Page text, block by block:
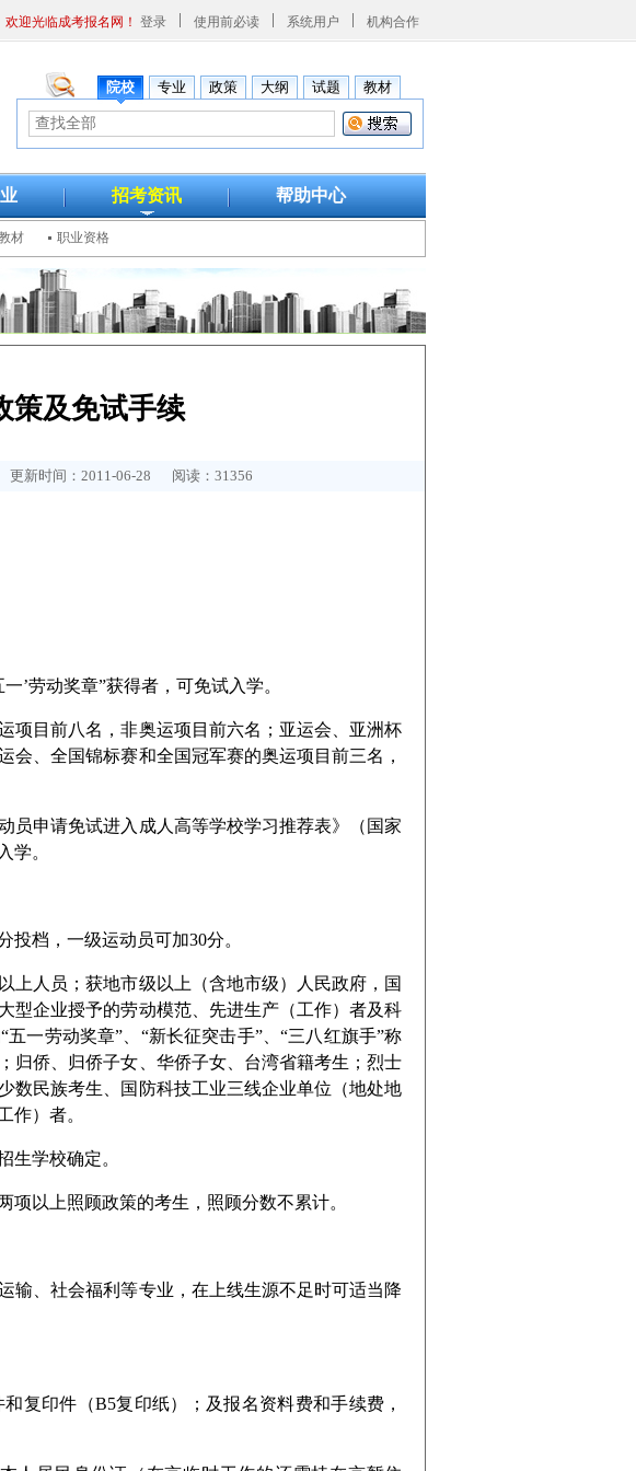
欢迎光临成考报名网！ 登录 使用前必读 系统用户 机构合作
院校 专业 政策 大纲 试题 教材
招考资讯 帮助中心
材 职业资格
策及免试手续
时间：2011-06-28 阅读：31356
劳动奖章”获得者，可免试入学。
目前八名，非奥运项目前六名；亚运会、亚洲杯
、全国锦标赛和全国冠军赛的奥运项目前三名，
申请免试进入成人高等学校学习推荐表》（国家
学。
档，一级运动员可加30分。
人员；获地市级以上（含地市级）人民政府，国
型企业授予的劳动模范、先进生产（工作）者及科
一劳动奖章”、“新长征突击手”、“三八红旗手”称
归侨、归侨子女、华侨子女、台湾省籍考生；烈士
数民族考生、国防科技工业三线企业单位（地处地
作）者。
学校确定。
以上照顾政策的考生，照顾分数不累计。
、社会福利等专业，在上线生源不足时可适当降
印件（B5复印纸）；及报名资料费和手续费，